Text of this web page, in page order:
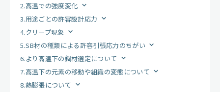
2.高温での強度変化
3.用途ごとの許容設計応力
4.クリープ現象
5.SB材の種類による許容引張応力のちがい
6.より高温下の鋼材選定について
7.高温下の元素の移動や組織の変態について
8.熱膨張について